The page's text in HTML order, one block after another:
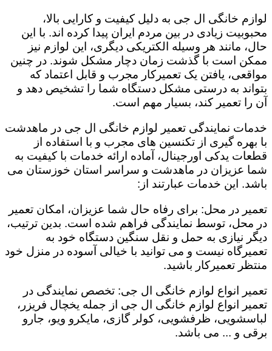
لوازم خانگی ال جی به دلیل کیفیت و کارایی بالا،
محبوبیت زیادی در بین مردم ایران پیدا کرده اند. با این
حال، مانند هر وسیله الکتریکی دیگری، این لوازم نیز
ممکن است با گذشت زمان دچار مشکل شوند. در چنین
مواقعی، یافتن یک تعمیرکار مجرب و قابل اعتماد که
بتواند به درستی مشکل دستگاه شما را تشخیص دهد و
آن را تعمیر کند، بسیار مهم است.
خدمات نمایندگی تعمیر لوازم خانگی ال جی در ماهدشت
با بهره گیری از تکنسین های مجرب و با استفاده از
قطعات یدکی اورجینال، آماده ارائه خدمات با کیفیت به
شما عزیزان در ماهدشت و سراسر استان خوزستان می
باشد. این خدمات عبارتند از:
تعمیر در محل: برای رفاه حال شما عزیزان، امکان تعمیر
در محل، توسط نمایندگی فراهم شده است. بدین ترتیب،
دیگر نیازی به حمل و نقل سنگین دستگاه خود به
تعمیرگاه نیست و می توانید با خیالی آسوده در منزل خود
منتظر تعمیرکار باشید.
تعمیر انواع لوازم خانگی ال جی: تخصص نمایندگی در
تعمیر انواع لوازم خانگی ال جی از جمله یخچال فریزر،
لباسشویی، ظرفشویی، کولر گازی، مایکرو ویو، جارو
برقی و ... می باشد.